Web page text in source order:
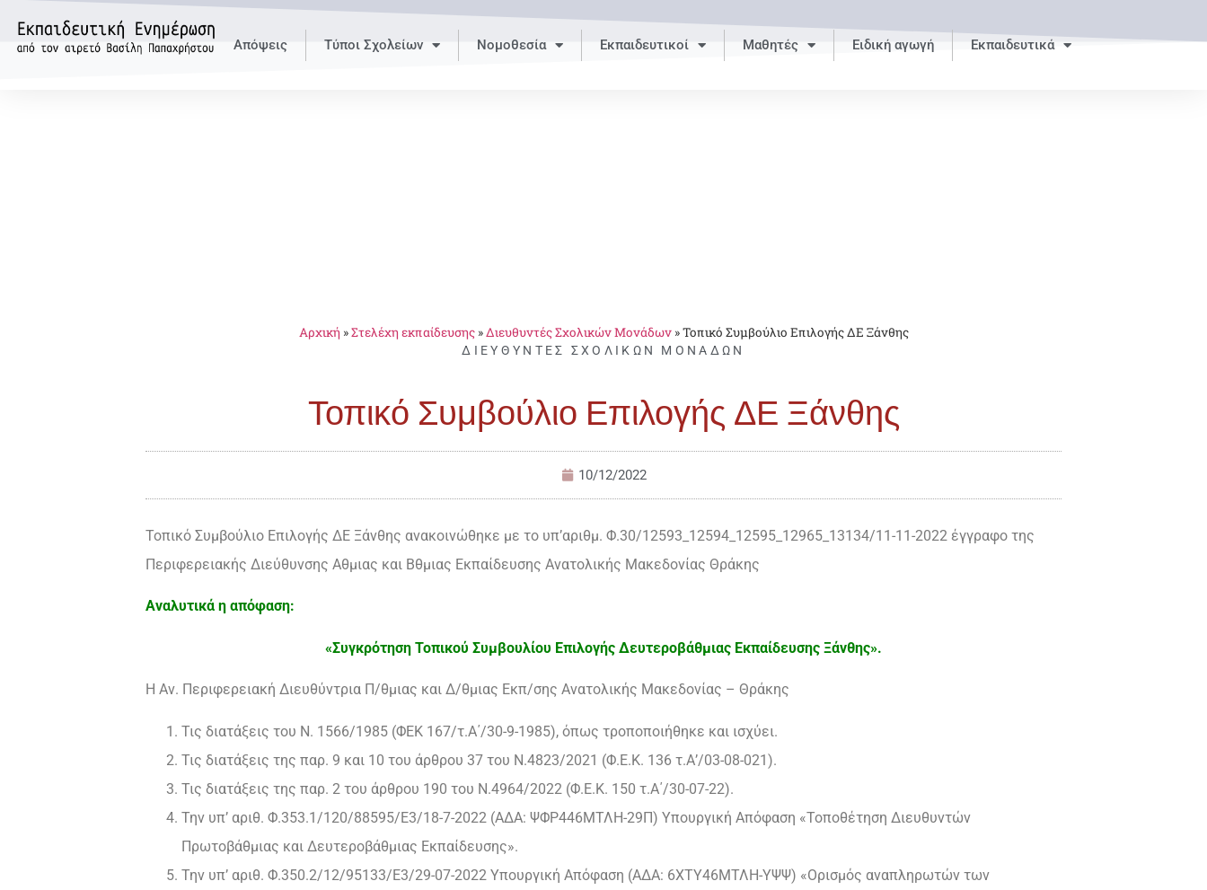
Απόψεις Τύποι Σχολείων Νομοθεσία Εκπαιδευτικοί Μαθητές Ειδική αγωγή Εκπαιδευτικά
Αρχική »Στελέχη εκπαίδευσης»Διευθυντές Σχολικών Μονάδων»Τοπικό Συμβούλιο Επιλογής ΔΕ Ξάνθης
ΔΙΕΥΘΥΝΤΈΣ ΣΧΟΛΙΚΏΝ ΜΟΝΆΔΩΝ
Τοπικό Συμβούλιο Επιλογής ΔΕ Ξάνθης
10/12/2022
Τοπικό Συμβούλιο Επιλογής ΔΕ Ξάνθης ανακοινώθηκε με το υπ’αριθμ. Φ.30/12593_12594_12595_12965_13134/11-11-2022 έγγραφο της
Περιφερειακής Διεύθυνσης Αθμιας και Βθμιας Εκπαίδευσης Ανατολικής Μακεδονίας Θράκης
Αναλυτικά η απόφαση:
«Συγκρότηση Τοπικού Συμβουλίου Επιλογής Δευτεροβάθμιας Εκπαίδευσης Ξάνθης».
Η Αν. Περιφερειακή Διευθύντρια Π/θμιας και Δ/θμιας Εκπ/σης Ανατολικής Μακεδονίας – Θράκης
Τις διατάξεις του Ν. 1566/1985 (ΦΕΚ 167/τ.Α΄/30-9-1985), όπως τροποποιήθηκε και ισχύει.
Τις διατάξεις της παρ. 9 και 10 του άρθρου 37 του Ν.4823/2021 (Φ.Ε.Κ. 136 τ.Α’/03-08-021).
Τις διατάξεις της παρ. 2 του άρθρου 190 του Ν.4964/2022 (Φ.Ε.Κ. 150 τ.Α΄/30-07-22).
Την υπ’ αριθ. Φ.353.1/120/88595/Ε3/18-7-2022 (ΑΔΑ: ΨΦΡ446ΜΤΛΗ-29Π) Υπουργική Απόφαση «Τοποθέτηση Διευθυντών
Πρωτοβάθμιας και Δευτεροβάθμιας Εκπαίδευσης».
Την υπ’ αριθ. Φ.350.2/12/95133/Ε3/29-07-2022 Υπουργική Απόφαση (ΑΔΑ: 6ΧΤΥ46ΜΤΛΗ-ΥΨΨ) «Ορισμός αναπληρωτών των